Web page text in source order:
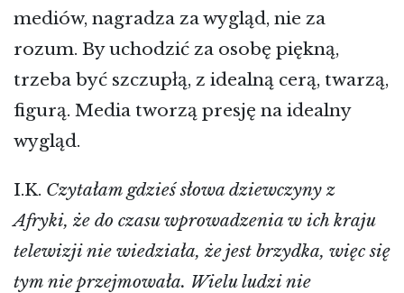
mediów, nagradza za wygląd, nie za
rozum. By uchodzić za osobę piękną,
trzeba być szczupłą, z idealną cerą, twarzą,
figurą. Media tworzą presję na idealny
wygląd.
I.K. Czytałam gdzieś słowa dziewczyny z
Afryki, że do czasu wprowadzenia w ich kraju
telewizji nie wiedziała, że jest brzydka, więc się
tym nie przejmowała. Wielu ludzi nie